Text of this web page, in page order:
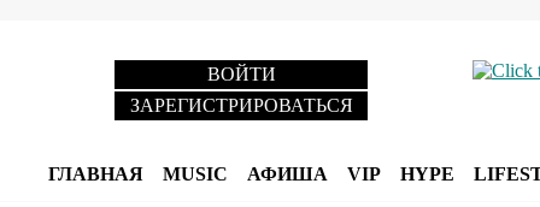
ВОЙТИ
ЗАРЕГИСТРИРОВАТЬСЯ
ГЛАВНАЯ MUSIC АФИША VIP HYPE